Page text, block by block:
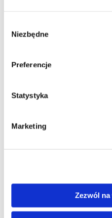
zgody
Niezbędne
Preferencje
Statystyka
Marketing
Zezwól
Wbudowany tuner tv
Typ interfejsu
Szerokość
Długość